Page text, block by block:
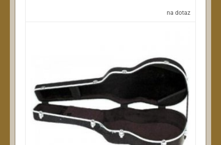
na dotaz